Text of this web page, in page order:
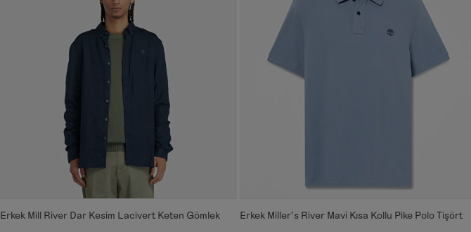
Erkek Mill River Dar Kesim Lacivert Keten Gömlek Erkek Miller's River Mavi Kısa Kollu Pike Polo Tişört